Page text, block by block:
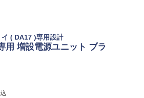
( DA17 )専用設計
用 増設電源ユニット ブラ